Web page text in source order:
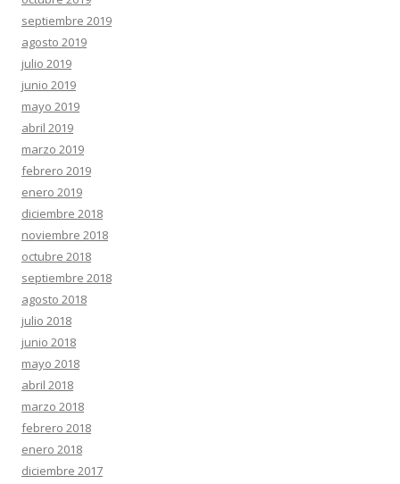
septiembre 2019
agosto 2019
julio 2019
junio 2019
mayo 2019
abril 2019
marzo 2019
febrero 2019
enero 2019
diciembre 2018
noviembre 2018
octubre 2018
septiembre 2018
agosto 2018
julio 2018
junio 2018
mayo 2018
abril 2018
marzo 2018
febrero 2018
enero 2018
diciembre 2017